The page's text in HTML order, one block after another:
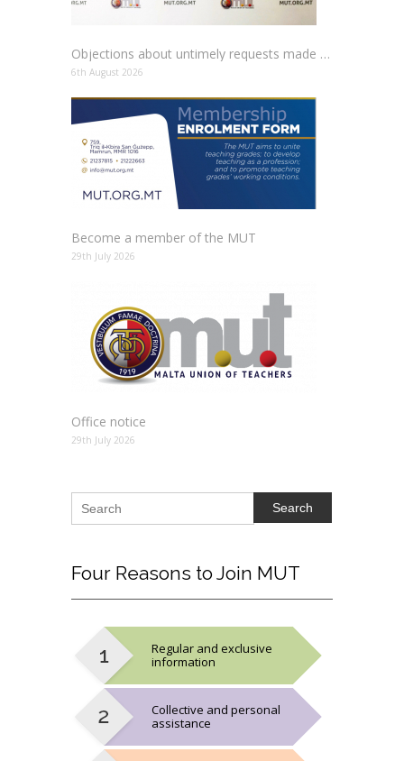
Objections about untimely requests made to schools
6th August 2026
Become a member of the MUT
29th July 2026
Office notice
29th July 2026
Search
Four Reasons to Join MUT
Regular and exclusive
information
Collective and personal
assistance